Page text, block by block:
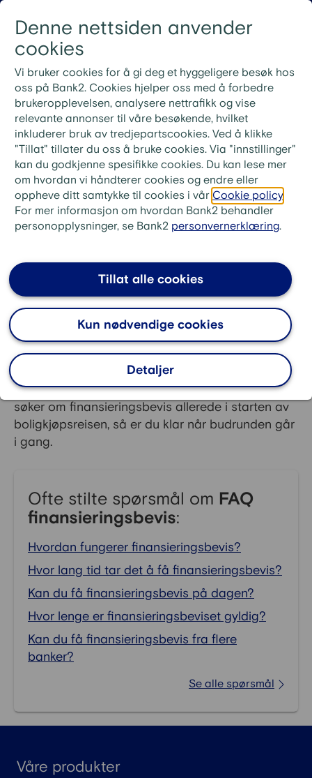
Denne nettsiden anvender
cookies
Vi bruker cookies for å gi deg et hyggeligere besøk hos
oss på Bank2. Cookies hjelper oss med å forbedre
brukeropplevelsen, analysere nettrafikk og vise
relevante annonser til våre besøkende, hvilket
inkluderer bruk av tredjepartscookies. Ved å klikke
"Tillat" tillater du oss å bruke cookies. Via "innstillinger"
kan du godkjenne spesifikke cookies. Du kan lese mer
om hvordan vi håndterer cookies og endre eller
oppheve ditt samtykke til cookies i vår Cookie policy
For mer informasjon om hvordan Bank2 behandler
personopplysninger, se Bank2 personvernerklæring.
Detaljer
Kun nødvendige cookies
Tillat alle cookies
Nye rutiner for ekstrainnbetaling på lån
Ved ekstrainnbetaling på lånet ditt må du bruke
KID-nummeret fra din siste faktura. Ønsker du i
stedet å betale neste måneds innbetaling, skriv «Til
gode + ditt lånenummer» i meldingsfeltet i stedet for
KID-nummer.
bank2.no > Låne > FAQ finansieringsbevis
Hvorfor trenger du
finansieringsbevis?
bekreftelse til megler om at du har mulighet til å
ta opp
finansieringsbevis når du skal kjøpe bolig, og du
kan ikke legge inn et bud uten at du har dette
beviset på plass.
Det er kjipt å se at drømmeboligen havner i
hendene på noen andre. Sørg derfor for at du
søker om finansieringsbevis allerede i starten av
boligkjøpsreisen, så er du klar når budrunden går
i gang.
Ofte stilte spørsmål om FAQ
finansieringsbevis:
Hvordan fungerer finansieringsbevis?
Hvor lang tid tar det å få finansieringsbevis?
Kan du få finansieringsbevis på dagen?
Hvor lenge er finansieringsbeviset gyldig?
Kan du få finansieringsbevis fra flere
banker?
Se alle spørsmål
Våre produkter